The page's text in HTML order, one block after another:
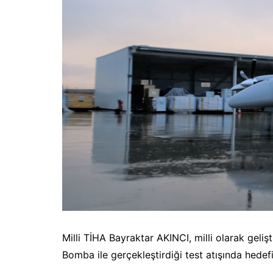
Milli TİHA Bayraktar AKINCI, milli olarak
Bomba ile gerçekleştirdiği test atışında